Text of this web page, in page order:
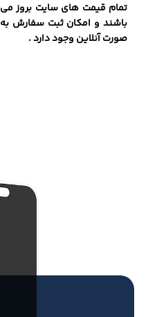
تمام قیمت های سایت بروز می
باشند و امکان ثبت سفارش به
صورت آنلاین وجود دارد .